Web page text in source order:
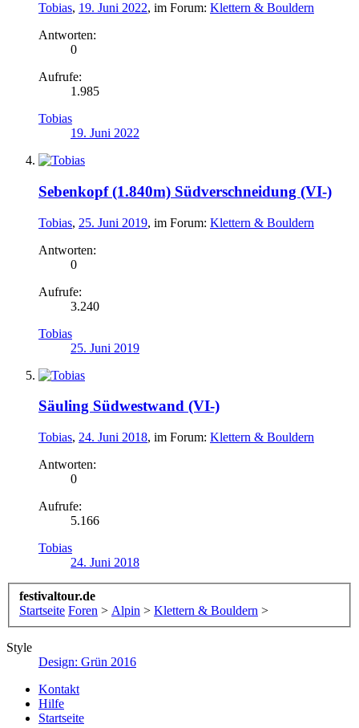
Tobias, 19. Juni 2022, im Forum: Klettern & Bouldern
Antworten:
0
Aufrufe:
1.985
Tobias
19. Juni 2022
Sebenkopf (1.840m) Südverschneidung (VI-)
Tobias, 25. Juni 2019, im Forum: Klettern & Bouldern
Antworten:
0
Aufrufe:
3.240
Tobias
25. Juni 2019
Säuling Südwestwand (VI-)
Tobias, 24. Juni 2018, im Forum: Klettern & Bouldern
Antworten:
0
Aufrufe:
5.166
Tobias
24. Juni 2018
festivaltour.de
Startseite Foren > Alpin > Klettern & Bouldern >
Style
Design: Grün 2016
Kontakt
Hilfe
Startseite